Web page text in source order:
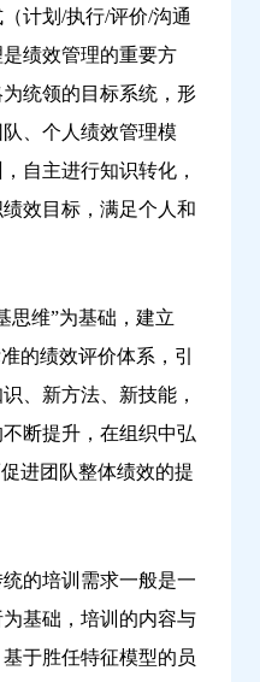
计划/执行/评价/沟通
绩效管理的重要方
统领的目标系统，形
、个人绩效管理模
自主进行知识转化，
效目标，满足个人和
思维”为基础，建立
的绩效评价体系，引
、新方法、新技能，
断提升，在组织中弘
进团队整体绩效的提
统的培训需求一般是一
基础，培训的内容与
于胜任特征模型的员